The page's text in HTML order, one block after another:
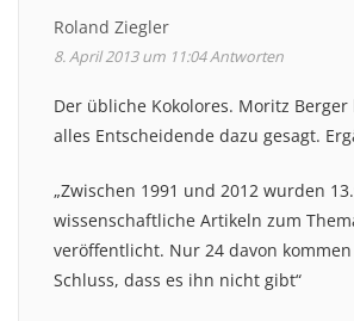
Roland Ziegler
8. April 2013 um 11:04Antworten
Der übliche Kokolores. Moritz
alles Entscheidende dazu gesagt.
„Zwischen 1991 und 2012 wurden
wissenschaftliche Artikeln zum
veröffentlicht. Nur 24 davon
Schluss, dass es ihn nicht gibt“